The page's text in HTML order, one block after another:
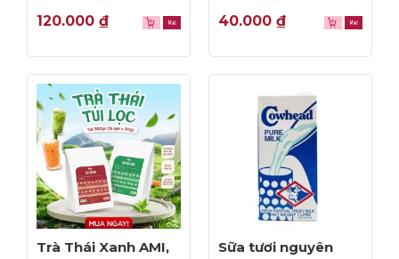
0
out
5
120.000 ₫
0
out
5
40.000 ₫
Trà Thái Xanh AMI,
Sữa tươi nguyên